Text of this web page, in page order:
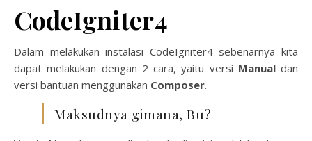
CodeIgniter4
Dalam melakukan instalasi CodeIgniter4 sebenarnya kita
dapat melakukan dengan 2 cara, yaitu versi Manual dan
versi bantuan menggunakan Composer.
Maksudnya gimana, Bu?